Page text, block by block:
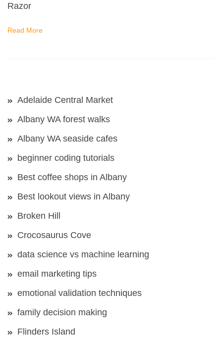
Razor
Read More
Adelaide Central Market
Albany WA forest walks
Albany WA seaside cafes
beginner coding tutorials
Best coffee shops in Albany
Best lookout views in Albany
Broken Hill
Crocosaurus Cove
data science vs machine learning
email marketing tips
emotional validation techniques
family decision making
Flinders Island